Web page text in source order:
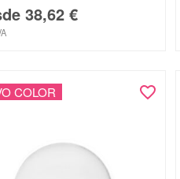
38,62 €
COLOR